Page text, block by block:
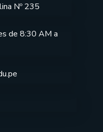
Nº 235
de 8:30 AM a